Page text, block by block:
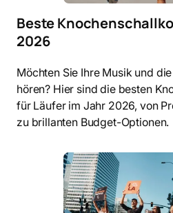
Beste
2026
Möchten Sie Ihre Musik und
hören? Hier sind die besten
für Läufer im Jahr 2026, von
zu brillanten Budget-Optionen.